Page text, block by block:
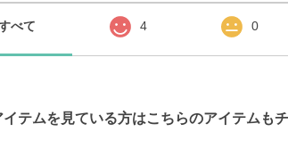
べて 4 0
イテムを見ている方はこちらのアイテムも